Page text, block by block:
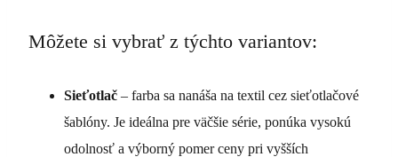
Môžete si vybrať z týchto variantov:
Sieťotlač – farba sa nanáša na textil cez sieťotlačové
šablóny. Je ideálna pre väčšie série, ponúka vysokú
odolnosť a výborný pomer ceny pri vyšších